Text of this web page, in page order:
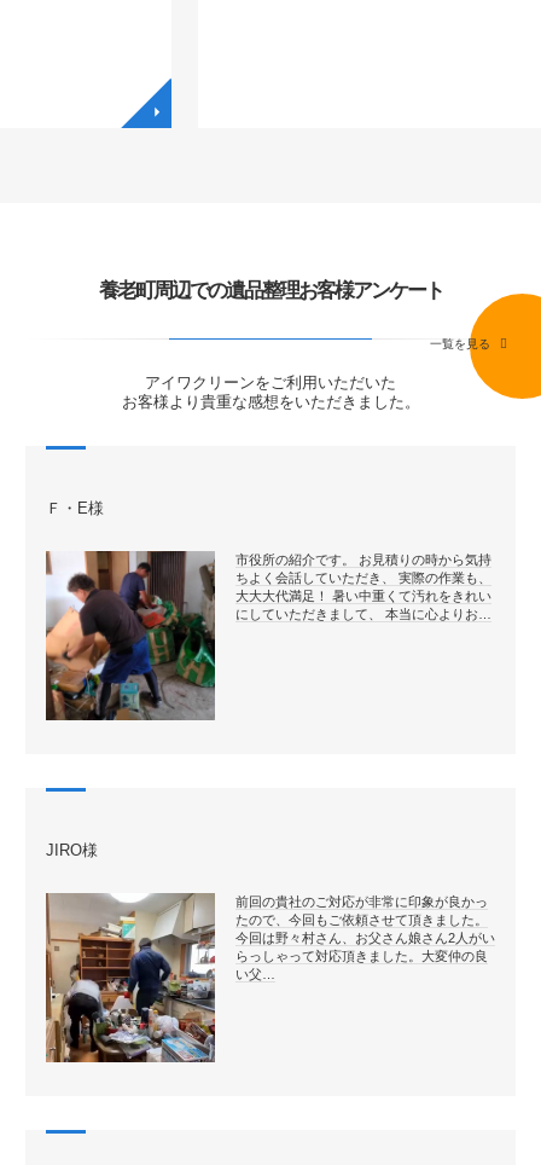
養老町周辺での遺品整理お客様アンケート
アイワクリーンをご利用いただいた
お客様より貴重な感想をいただきました。
一覧を見る
Ｆ・E様
市役所の紹介です。 お見積りの時から気持
ちよく会話していただき、 実際の作業も、
大大大代満足！ 暑い中重くて汚れをきれい
にしていただきまして、 本当に心よりお…
JIRO様
前回の貴社のご対応が非常に印象が良かっ
たので、今回もご依頼させて頂きました。
今回は野々村さん、お父さん娘さん2人がい
らっしゃって対応頂きました。大変仲の良
い父…